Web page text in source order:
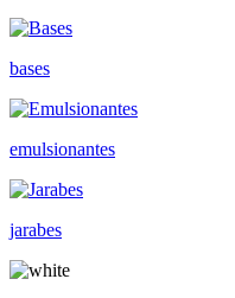
bases
emulsionantes
jarabes